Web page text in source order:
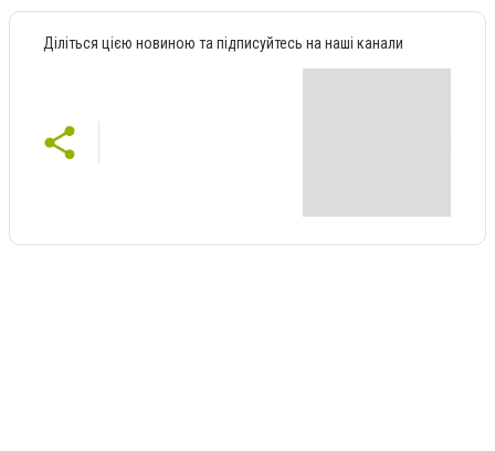
Діліться цією новиною та підписуйтесь на наші канали